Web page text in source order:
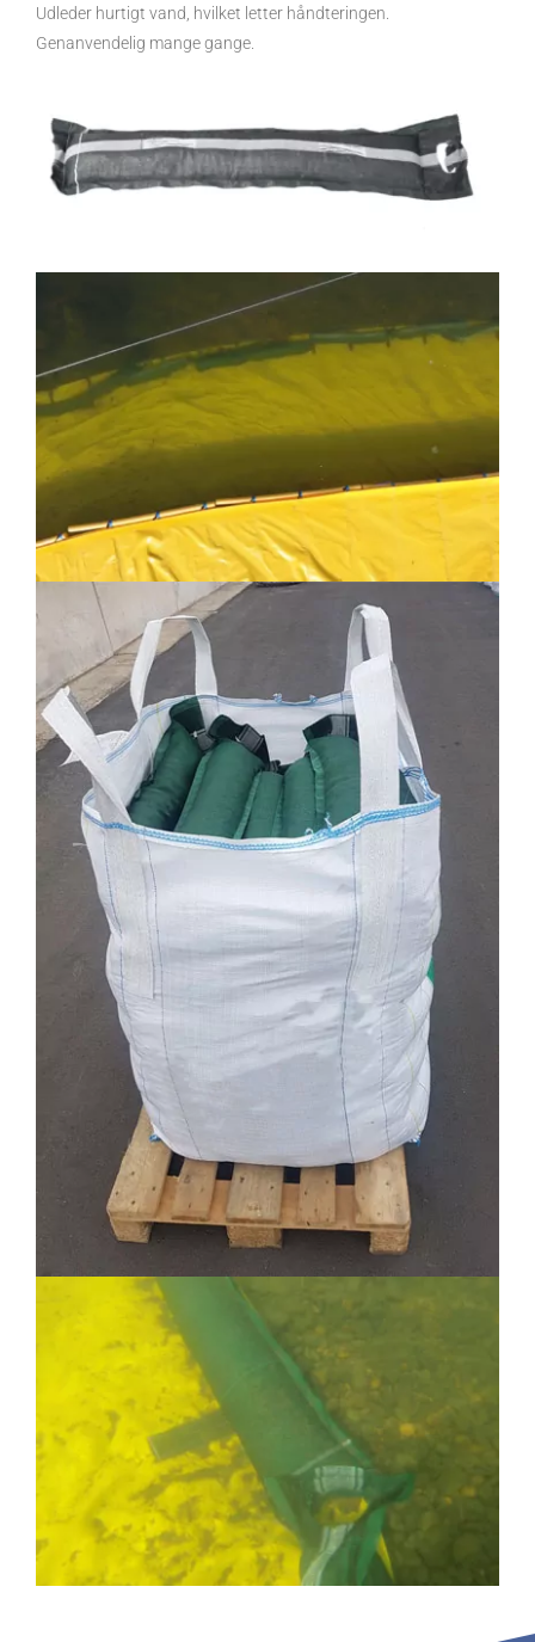
Udleder hurtigt vand, hvilket letter håndteringen.
Genanvendelig mange gange.